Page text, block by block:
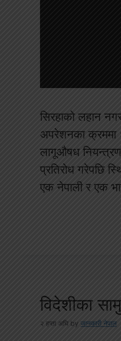
सिरहाको लहान
अपरेशनका क्रममा
लागूऔषध नियन्त्रण
प्रतिरोध गरेपछि
एक नेपाली र एक
विदेशीका
२ हप्ता अघि by जानकारी नेपाल